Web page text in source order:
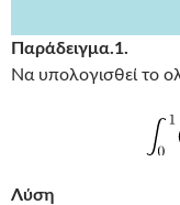
Παράδειγμα.1.
Να υπολογισθεί το
Λύση